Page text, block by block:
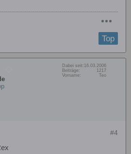
Top
Dabei seit: 16.03.2006
Beiträge:
1217
Vorname:
Teo
#4